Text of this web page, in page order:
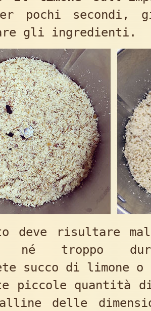
pochi secondi,
gli ingredienti.
deve risultare
né troppo
succo di limone o
piccole quantità
delle